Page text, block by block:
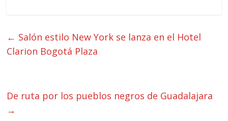
← Salón estilo New York se lanza en el Hotel
Clarion Bogotá Plaza
De ruta por los pueblos negros de Guadalajara
→